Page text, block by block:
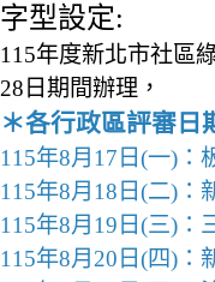
字型設定:
115年度新北市社區
28日期間辦理，
＊各行政區評審日
115年8月17日(一)：
115年8月18日(二)：
115年8月19日(三)：
115年8月20日(四)：